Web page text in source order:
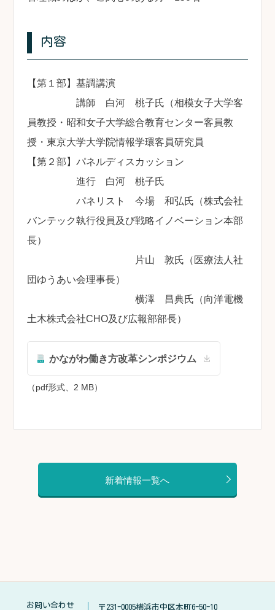
内容
【第１部】基調講演
講師 白河 桃子氏（相模女子大学客
員教授・昭和女子大学総合教育センター客員教
授・東京大学大学院情報学環客員研究員
【第２部】パネルディスカッション
進行 白河 桃子氏
パネリスト 今場 和弘氏（株式会社
バンテック執行役員及び戦略イノベーション本部
長）
片山 敦氏（医療法人社
団ゆうあい会理事長）
横澤 昌典氏（向洋電機
土木株式会社CHO及び広報部部長）
かながわ働き方改革シンポジウム
（pdf形式、2 MB）
新着情報一覧へ
お問い合わせ 〒231-0005横浜市中区本町6-50-10